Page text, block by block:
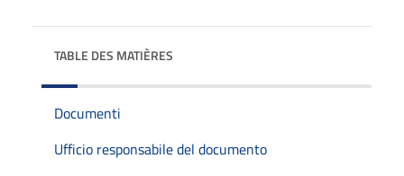
TABLE DES MATIÈRES
Documenti
Ufficio responsabile del documento